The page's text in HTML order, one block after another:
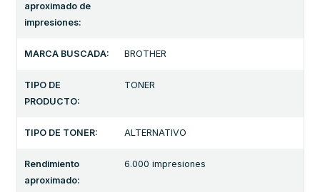
aproximado de
impresiones:
MARCA BUSCADA: BROTHER
TIPO DE
PRODUCTO:
TONER
TIPO DE TONER: ALTERNATIVO
Rendimiento
aproximado:
6.000 impresiones